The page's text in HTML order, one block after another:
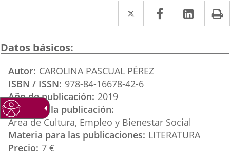
Twitter
Enlace
a
aplicación
externa.
Facebook
Enlace
a
Enlace
a
Datos básicos
Autor CAROLINA PASCUAL PÉREZ
ISBN / ISSN 978-84-16678-42-6
Año de publicación 2019
Editor de la publicación
Área de Cultura, Empleo y Bienestar Social
Materia para las publicaciones LITERATURA
Precio 7 €